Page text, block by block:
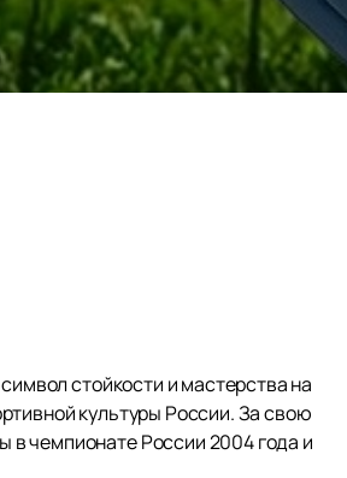
стойкости и мастерства на
культуры России. За свою
в чемпионате России 2004 года и